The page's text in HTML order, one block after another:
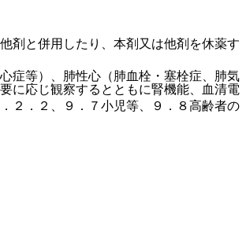
剤と併用したり、本剤又は他剤を休薬す
に応じ観察するとともに腎機能、血清電
２．２、９．７小児等、９．８高齢者の
症等）、肺性心（肺血栓・塞栓症、肺気